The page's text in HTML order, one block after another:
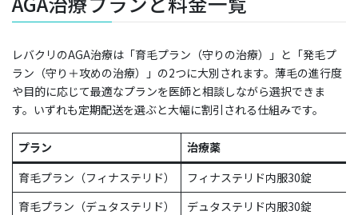
レバクリのAGA治療は「育毛プラン（守りの治療）」と「発毛プ
ラン（守り＋攻めの治療）」の2つに大別されます。薄毛の進行度
や目的に応じて最適なプランを医師と相談しながら選択できま
す。いずれも定期配送を選ぶと大幅に割引される仕組みです。
プラン
治療薬
育毛プラン（フィナステリド）
フィナステリド内服30錠
育毛プラン（デュタステリド）
デュタステリド内服30錠